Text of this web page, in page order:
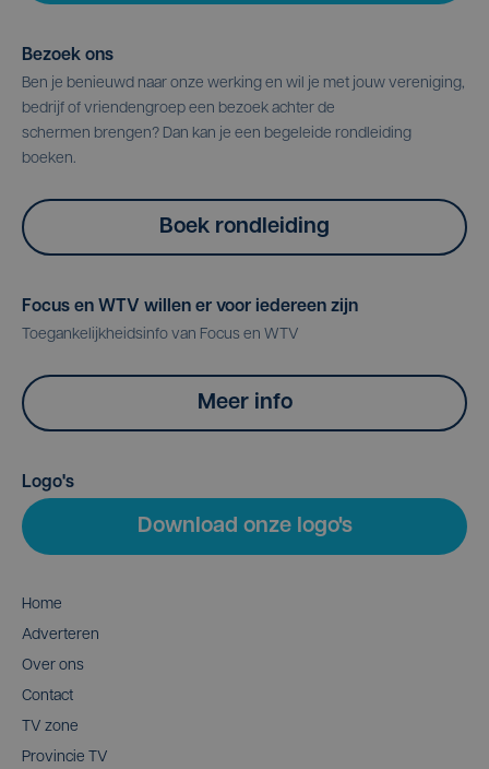
Bezoek ons
Ben je benieuwd naar onze werking en wil je met jouw vereniging,
bedrijf of vriendengroep een bezoek achter de
schermen brengen? Dan kan je een begeleide rondleiding
boeken.
Boek rondleiding
Focus en WTV willen er voor iedereen zijn
Toegankelijkheidsinfo van Focus en WTV
Meer info
Logo's
Download onze logo's
Home
Adverteren
Over ons
Contact
TV zone
Provincie TV